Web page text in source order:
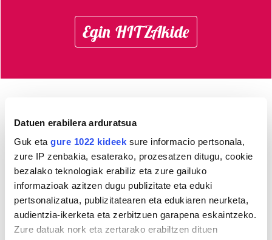
Datuen erabilera arduratsua
Guk eta gure 1022 kideek sure informacio pertsonala,
zure IP zenbakia, esaterako, prozesatzen ditugu, cookie
bezalako teknologiak erabiliz eta zure gailuko
informazioak azitzen dugu publizitate eta eduki
pertsonalizatua, publizitatearen eta edukiaren neurketa,
audientzia-ikerketa eta zerbitzuen garapena eskaintzeko.
Zure datuak nork eta zertarako erabiltzen dituen
Egin HITZAkide
Abuztua 2026
3 4 5 6 7 8 9
10 11 12 13 14 15 16
17 18 19 20 21 22 23